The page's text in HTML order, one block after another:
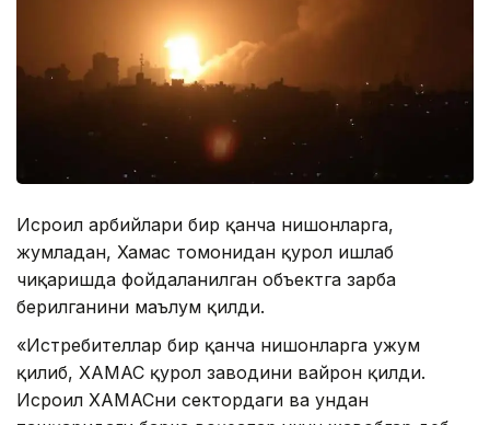
Исроил ҳарбийлари бир қанча нишонларга,
жумладан, Хамас томонидан қурол ишлаб
чиқаришда фойдаланилган объектга зарба
берилганини маълум қилди.
«Истребителлар бир қанча нишонларга ҳужум
қилиб, ХАМАС қурол заводини вайрон қилди.
Исроил ХАМАСни сектордаги ва ундан